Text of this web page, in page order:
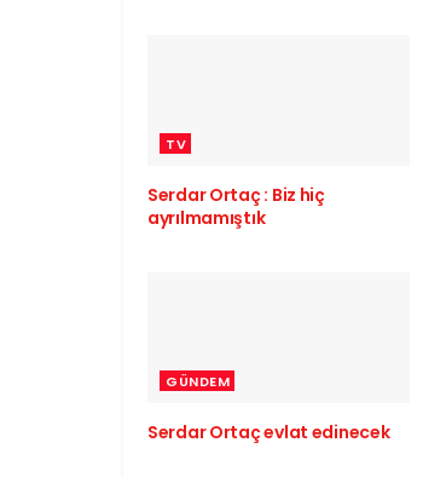
TV
Serdar Ortaç : Biz hiç
ayrılmamıştık
GÜNDEM
Serdar Ortaç evlat edinecek